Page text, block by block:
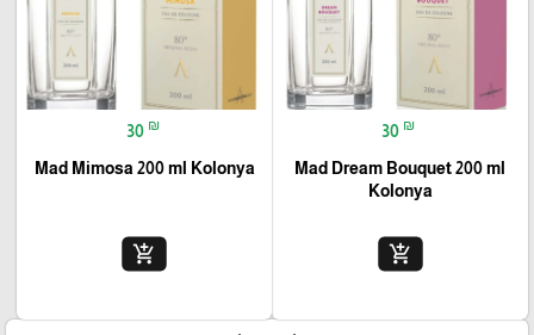
30 ₪
Mad Dream Bouquet 200 ml
Kolonya
add_shopping_cart
30 ₪
Mad Mimosa 200 ml Kolonya
add_shopping_cart